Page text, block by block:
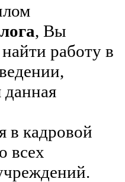
, Вы
работу в
данная
в кадровой
всех